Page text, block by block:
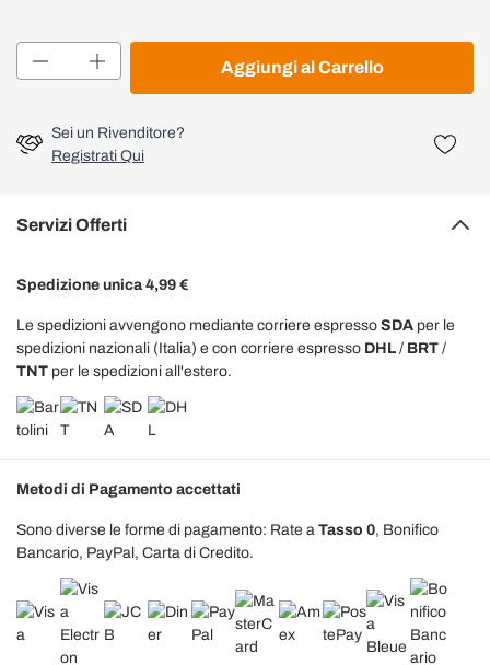
Aggiungi al Carrello
Sei un Rivenditore?
Registrati Qui
Servizi Offerti
Spedizione unica 4,99 €
Le spedizioni avvengono mediante corriere espresso SDA per le
spedizioni nazionali (Italia) e con corriere espresso DHL / BRT /
TNT per le spedizioni all'estero.
Metodi di Pagamento accettati
Sono diverse le forme di pagamento: Rate a Tasso 0, Bonifico
Bancario, PayPal, Carta di Credito.